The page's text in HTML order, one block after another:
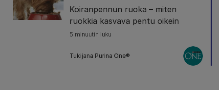
Koiranpennun ruoka – miten
ruokkia kasvava pentu oikein
5 minuutin luku
Tukijana Purina One®